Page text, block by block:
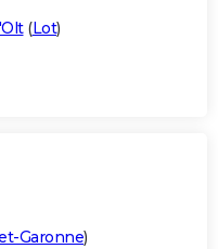
(Lot)
Garonne)